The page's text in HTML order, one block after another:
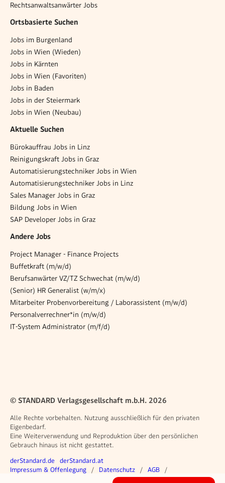
Rechtsanwaltsanwärter Jobs
Ortsbasierte Suchen
Jobs im Burgenland
Jobs in Wien (Wieden)
Jobs in Kärnten
Jobs in Wien (Favoriten)
Jobs in Baden
Jobs in der Steiermark
Jobs in Wien (Neubau)
Aktuelle Suchen
Bürokauffrau Jobs in Linz
Reinigungskraft Jobs in Graz
Automatisierungstechniker Jobs in Wien
Automatisierungstechniker Jobs in Linz
Sales Manager Jobs in Graz
Bildung Jobs in Wien
SAP Developer Jobs in Graz
Andere Jobs
Project Manager - Finance Projects
Buffetkraft (m/w/d)
Berufsanwärter VZ/TZ Schwechat (m/w/d)
(Senior) HR Generalist (w/m/x)
Mitarbeiter Probenvorbereitung / Laborassistent (m/w/d)
Personalverrechner*in (m/w/d)
IT-System Administrator (m/f/d)
© STANDARD Verlagsgesellschaft m.b.H. 2026
Alle Rechte vorbehalten. Nutzung ausschließlich für den privaten
Eigenbedarf.
Eine Weiterverwendung und Reproduktion über den persönlichen
Gebrauch hinaus ist nicht gestattet.
Weitere Angebote
derStandard.de derStandard.at
Rechtliches
Impressum & Offenlegung Datenschutz
AGB